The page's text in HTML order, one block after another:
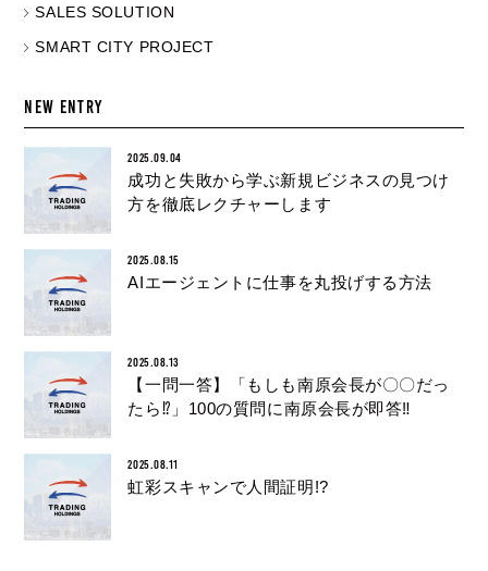
SALES SOLUTION
SMART CITY PROJECT
NEW ENTRY
2025.09.04
成功と失敗から学ぶ新規ビジネスの見つけ
方を徹底レクチャーします
2025.08.15
AIエージェントに仕事を丸投げする方法
2025.08.13
【一問一答】「もしも南原会長が〇〇だっ
たら⁉︎」100の質問に南原会長が即答‼︎
2025.08.11
虹彩スキャンで人間証明!?